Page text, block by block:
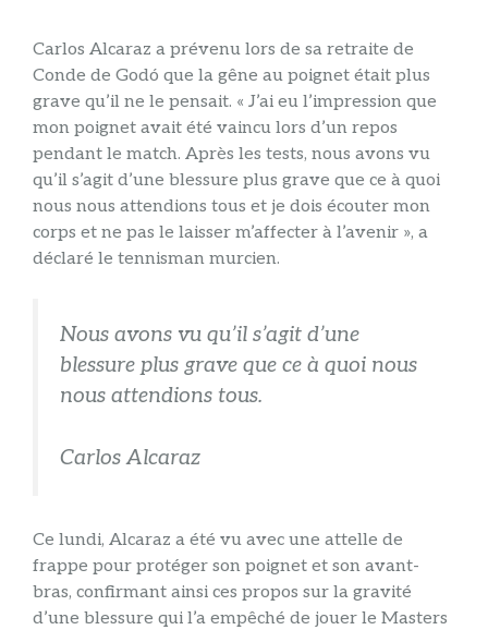
Carlos Alcaraz a prévenu lors de sa retraite de
Conde de Godó que la gêne au poignet était plus
grave qu’il ne le pensait. « J’ai eu l’impression que
mon poignet avait été vaincu lors d’un repos
pendant le match. Après les tests, nous avons vu
qu’il s’agit d’une blessure plus grave que ce à quoi
nous nous attendions tous et je dois écouter mon
corps et ne pas le laisser m’affecter à l’avenir », a
déclaré le tennisman murcien.
Nous avons vu qu’il s’agit d’une
blessure plus grave que ce à quoi nous
nous attendions tous.
Carlos Alcaraz
Ce lundi, Alcaraz a été vu avec une attelle de
frappe pour protéger son poignet et son avant-
bras, confirmant ainsi ces propos sur la gravité
d’une blessure qui l’a empêché de jouer le Masters